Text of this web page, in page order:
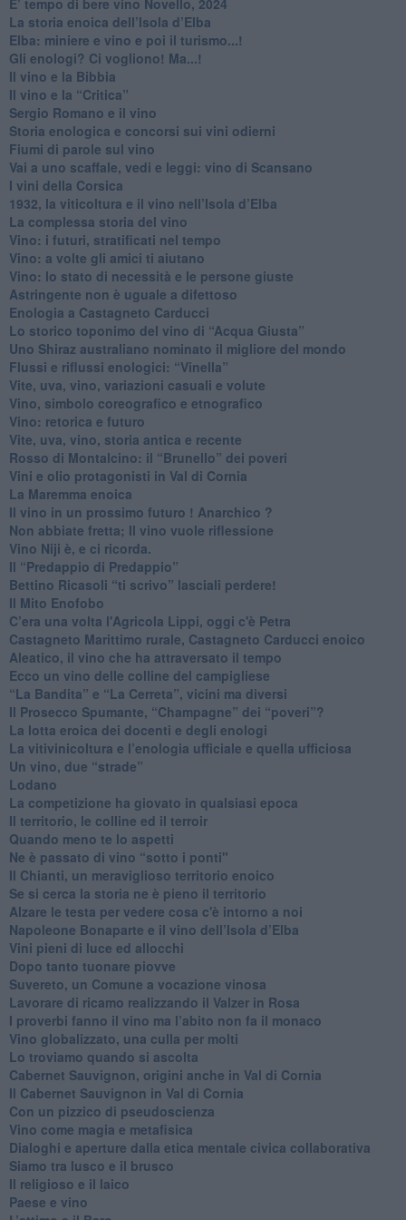
La storia enoica dell’Isola d’Elba
Elba: miniere e vino e poi il turismo...!
​Gli enologi? Ci vogliono! Ma...!
​Il vino e la Bibbia
​Il vino e la “Critica”
Sergio Romano e il vino
​Storia enologica e concorsi sui vini odierni
Fiumi di parole sul vino
​Vai a uno scaffale, vedi e leggi: vino di Scansano
​I vini della Corsica
​1932, la viticoltura e il vino nell’Isola d’Elba
​La complessa storia del vino
​Vino: i futuri, stratificati nel tempo
Vino: a volte gli amici ti aiutano
Vino: lo stato di necessità e le persone giuste
​Astringente non è uguale a difettoso
Enologia a Castagneto Carducci
Lo storico toponimo del vino di “Acqua Giusta”
Uno Shiraz australiano nominato il migliore del mondo
​Flussi e riflussi enologici: “Vinella”
Vite, uva, vino, variazioni casuali e volute
Vino, simbolo coreografico e etnografico
​Vino: retorica e futuro
​Vite, uva, vino, storia antica e recente
​Rosso di Montalcino: il “Brunello” dei poveri
Vini e olio protagonisti in Val di Cornia
​La Maremma enoica
Il vino in un prossimo futuro ! Anarchico ?
​Non abbiate fretta; Il vino vuole riflessione
​Vino Niji è, e ci ricorda.
Il “Predappio di Predappio”
Bettino Ricasoli “ti scrivo” lasciali perdere!
Il Mito Enofobo
​C’era una volta l'Agricola Lippi, oggi c'è Petra
​Castagneto Marittimo rurale, Castagneto Carducci enoico
Aleatico, il vino che ha attraversato il tempo
Ecco un vino delle colline del campigliese
“La Bandita” e “La Cerreta”, vicini ma diversi
​Il Prosecco Spumante, “Champagne” dei “poveri”?
​La lotta eroica dei docenti e degli enologi
​La vitivinicoltura e l’enologia ufficiale e quella ufficiosa
​Un vino, due “strade”
Lodano
​La competizione ha giovato in qualsiasi epoca
Il territorio, le colline ed il terroir
Quando meno te lo aspetti
​Ne è passato di vino “sotto i ponti"
​Il Chianti, un meraviglioso territorio enoico
​Se si cerca la storia ne è pieno il territorio
Alzare le testa per vedere cosa c'è intorno a noi
​Napoleone Bonaparte e il vino dell’Isola d’Elba
Vini pieni di luce ed allocchi
Dopo tanto tuonare piovve
Suvereto, un Comune a vocazione vinosa
Lavorare di ricamo realizzando il Valzer in Rosa
​I proverbi fanno il vino ma l’abito non fa il monaco
Vino globalizzato, una culla per molti
Lo troviamo quando si ascolta
Cabernet Sauvignon, origini anche in Val di Cornia
Il Cabernet Sauvignon in Val di Cornia
Con un pizzico di pseudoscienza
​Vino come magia e metafisica
Dialoghi e aperture dalla etica mentale civica collaborativa
Siamo tra lusco e il brusco
Il religioso e il laico
​Paese e vino